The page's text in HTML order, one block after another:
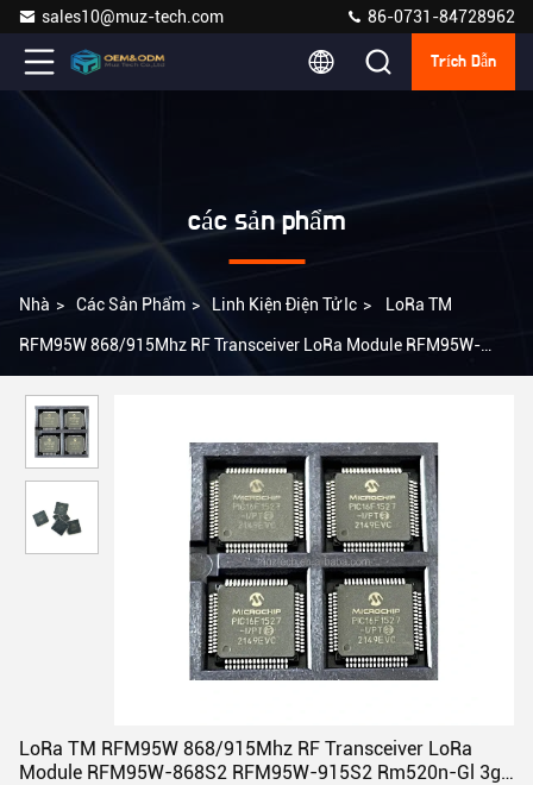
sales10@muz-tech.com 86-0731-84728962
Trích Dẫn
các sản phẩm
Nhà > Các Sản Phẩm > Linh Kiện Điện Tử Ic > LoRa TM
RFM95W 868/915Mhz RF Transceiver LoRa Module RFM95W-
LoRa TM RFM95W 868/915Mhz RF Transceiver LoRa
Module RFM95W-868S2 RFM95W-915S2 Rm520n-Gl 3g